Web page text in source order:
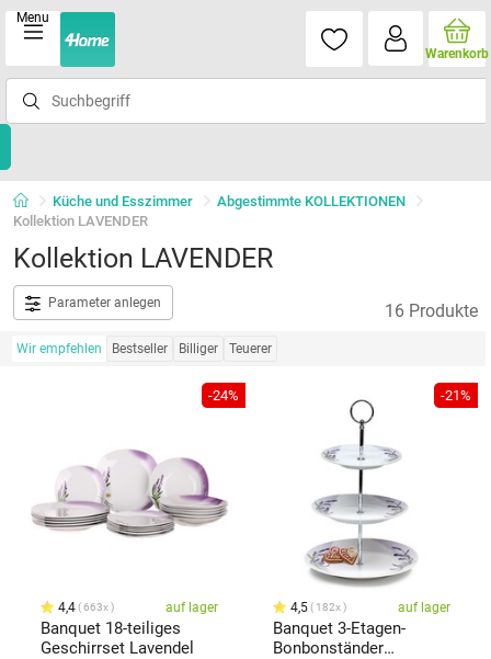
Menu
Warenkorb
Küche und Esszimmer
Abgestimmte KOLLEKTIONEN
Kollektion LAVENDER
Kollektion LAVENDER
Parameter anlegen 16 Produkte
Wir empfehlen Bestseller Billiger Teuerer
-24%
4,4 663x auf lager
Banquet 18-teiliges
Geschirrset Lavendel
-21%
4,5 182x auf lager
Banquet 3-Etagen-
Bonbonständer